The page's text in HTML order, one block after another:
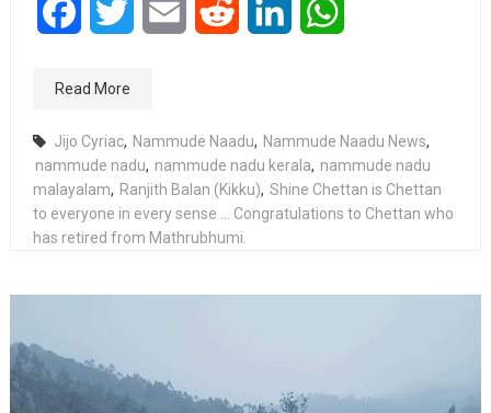
FacebookTwitter Email Reddit LinkedIn
Read More
Jijo Cyriac, Nammude Naadu, Nammude Naadu News,
nammude nadu, nammude nadu kerala, nammude nadu
malayalam, Ranjith Balan (Kikku), Shine Chettan is Chettan
to everyone in every sense ... Congratulations to Chettan who
has retired from Mathrubhumi.